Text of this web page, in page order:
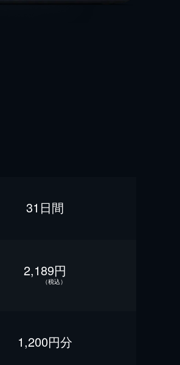
31日間
2,189円
（税込）
1,200円分